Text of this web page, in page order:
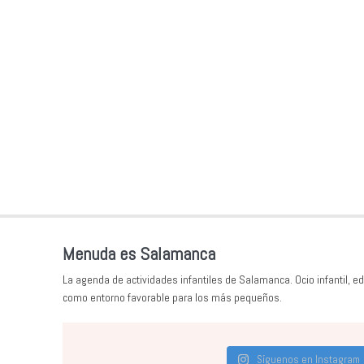
Menuda es Salamanca
La agenda de actividades infantiles de Salamanca. Ocio infantil,
como entorno favorable para los más pequeños.
Síguenos en Instagram